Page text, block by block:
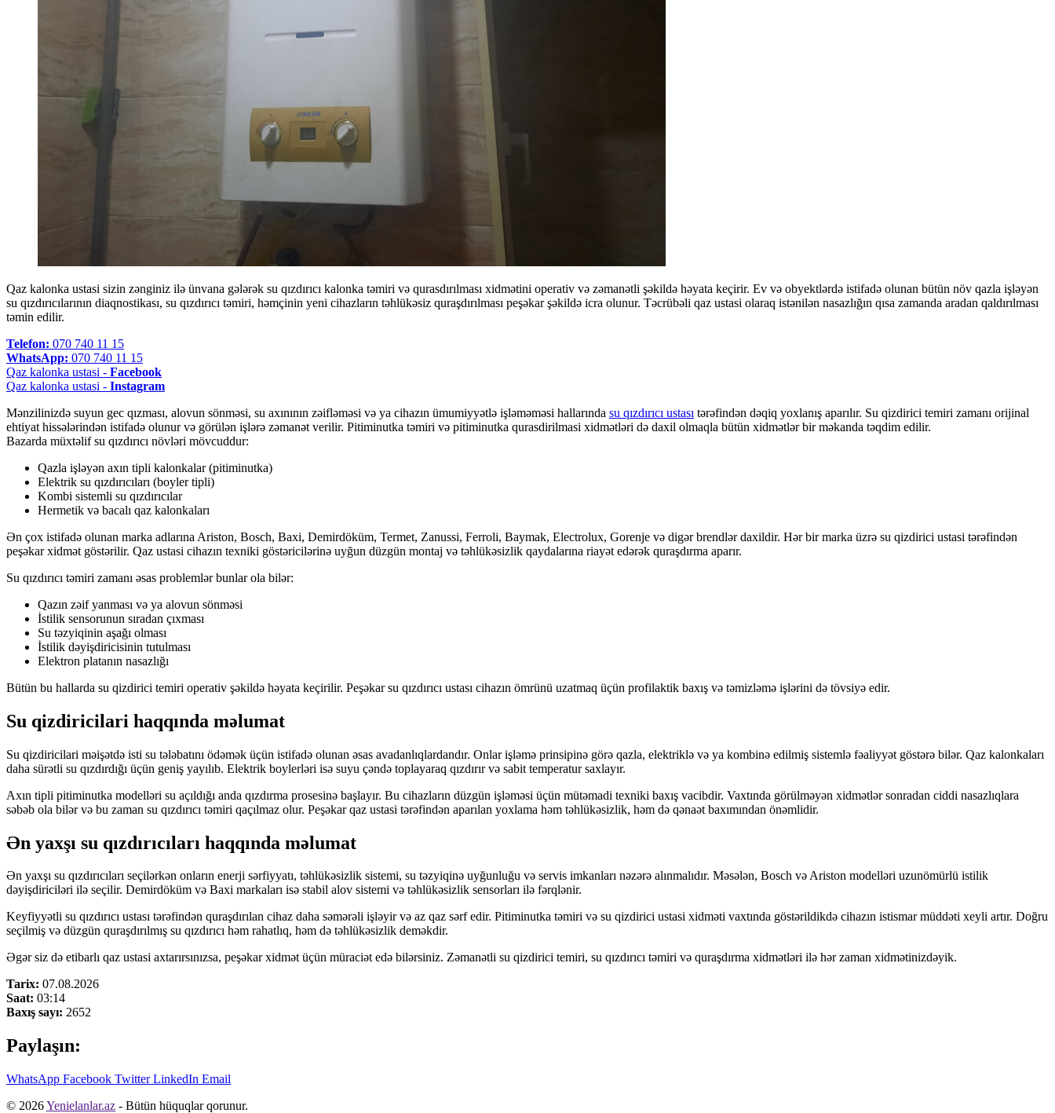
Qaz kalonka ustasi sizin zənginiz ilə ünvana gələrək su qızdırıcı kalonka təmiri və qurasdırılması xidmətini operativ və zəmanətli şəkildə həyata keçirir. Ev və obyektlərdə istifadə olunan bütün növ qazla işləyən
su qızdırıcılarının diaqnostikası, su qızdırıcı təmiri, həmçinin yeni cihazların təhlükəsiz quraşdırılması peşəkar şəkildə icra olunur. Təcrübəli qaz ustasi olaraq istənilən nasazlığın qısa zamanda aradan qaldırılması
təmin edilir.
Telefon: 070 740 11 15
WhatsApp: 070 740 11 15
Qaz kalonka ustasi - Facebook
Qaz kalonka ustasi - Instagram
Mənzilinizdə suyun gec qızması, alovun sönməsi, su axınının zəifləməsi və ya cihazın ümumiyyətlə işləməməsi hallarında su qızdırıcı ustası tərəfindən dəqiq yoxlanış aparılır. Su qizdirici temiri zamanı orijinal
ehtiyat hissələrindən istifadə olunur və görülən işlərə zəmanət verilir. Pitiminutka təmiri və pitiminutka qurasdirilmasi xidmətləri də daxil olmaqla bütün xidmətlər bir məkanda təqdim edilir.
Bazarda müxtəlif su qızdırıcı növləri mövcuddur:
Qazla işləyən axın tipli kalonkalar (pitiminutka)
Elektrik su qızdırıcıları (boyler tipli)
Kombi sistemli su qızdırıcılar
Hermetik və bacalı qaz kalonkaları
Ən çox istifadə olunan marka adlarına Ariston, Bosch, Baxi, Demirdöküm, Termet, Zanussi, Ferroli, Baymak, Electrolux, Gorenje və digər brendlər daxildir. Hər bir marka üzrə su qizdirici ustasi tərəfindən
peşəkar xidmət göstərilir. Qaz ustasi cihazın texniki göstəricilərinə uyğun düzgün montaj və təhlükəsizlik qaydalarına riayət edərək quraşdırma aparır.
Su qızdırıcı təmiri zamanı əsas problemlər bunlar ola bilər:
Qazın zəif yanması və ya alovun sönməsi
İstilik sensorunun sıradan çıxması
Su təzyiqinin aşağı olması
İstilik dəyişdiricisinin tutulması
Elektron platanın nasazlığı
Bütün bu hallarda su qizdirici temiri operativ şəkildə həyata keçirilir. Peşəkar su qızdırıcı ustası cihazın ömrünü uzatmaq üçün profilaktik baxış və təmizləmə işlərini də tövsiyə edir.
Su qizdiricilari haqqında məlumat
Su qizdiricilari məişətdə isti su tələbatını ödəmək üçün istifadə olunan əsas avadanlıqlardandır. Onlar işləmə prinsipinə görə qazla, elektriklə və ya kombinə edilmiş sistemlə fəaliyyət göstərə bilər. Qaz kalonkaları
daha sürətli su qızdırdığı üçün geniş yayılıb. Elektrik boylerləri isə suyu çəndə toplayaraq qızdırır və sabit temperatur saxlayır.
Axın tipli pitiminutka modelləri su açıldığı anda qızdırma prosesinə başlayır. Bu cihazların düzgün işləməsi üçün mütəmadi texniki baxış vacibdir. Vaxtında görülməyən xidmətlər sonradan ciddi nasazlıqlara
səbəb ola bilər və bu zaman su qızdırıcı təmiri qaçılmaz olur. Peşəkar qaz ustasi tərəfindən aparılan yoxlama həm təhlükəsizlik, həm də qənaət baxımından önəmlidir.
Ən yaxşı su qızdırıcıları haqqında məlumat
Ən yaxşı su qızdırıcıları seçilərkən onların enerji sərfiyyatı, təhlükəsizlik sistemi, su təzyiqinə uyğunluğu və servis imkanları nəzərə alınmalıdır. Məsələn, Bosch və Ariston modelləri uzunömürlü istilik
dəyişdiriciləri ilə seçilir. Demirdöküm və Baxi markaları isə stabil alov sistemi və təhlükəsizlik sensorları ilə fərqlənir.
Keyfiyyətli su qızdırıcı ustası tərəfindən quraşdırılan cihaz daha səmərəli işləyir və az qaz sərf edir. Pitiminutka təmiri və su qizdirici ustasi xidməti vaxtında göstərildikdə cihazın istismar müddəti xeyli artır. Doğru
seçilmiş və düzgün quraşdırılmış su qızdırıcı həm rahatlıq, həm də təhlükəsizlik deməkdir.
Əgər siz də etibarlı qaz ustasi axtarırsınızsa, peşəkar xidmət üçün müraciət edə bilərsiniz. Zəmanətli su qizdirici temiri, su qızdırıcı təmiri və quraşdırma xidmətləri ilə hər zaman xidmətinizdəyik.
Tarix: 07.08.2026
Saat: 03:14
Baxış sayı: 2652
Paylaşın:
WhatsApp Facebook TwitterLinkedIn Email
© 2026Yenielanlar.az - Bütün hüquqlar qorunur.